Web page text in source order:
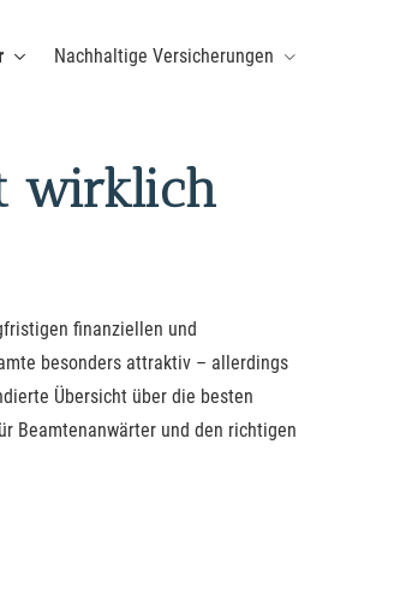
Nachhaltige Versicherungen
wirklich
finanziellen und
besonders attraktiv – allerdings
Übersicht über die besten
Beamtenanwärter und den richtigen